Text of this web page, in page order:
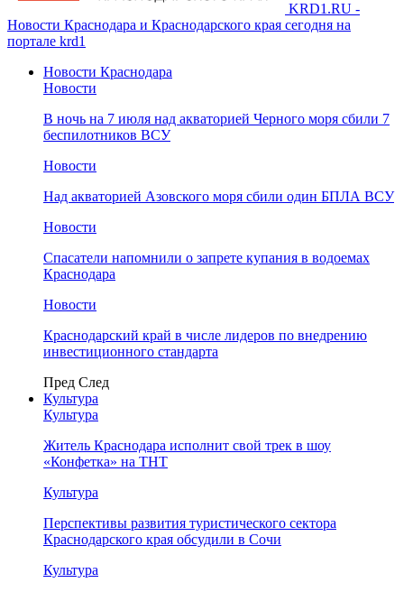
KRD1.RU -
Новости Краснодара и Краснодарского края сегодня на
портале krd1
Новости Краснодара
Новости
В ночь на 7 июля над акваторией Черного моря сбили 7
беспилотников ВСУ
Новости
Над акваторией Азовского моря сбили один БПЛА ВСУ
Новости
Спасатели напомнили о запрете купания в водоемах
Краснодара
Новости
Краснодарский край в числе лидеров по внедрению
инвестиционного стандарта
Пред След
Культура
Культура
Житель Краснодара исполнит свой трек в шоу
«Конфетка» на ТНТ
Культура
Перспективы развития туристического сектора
Краснодарского края обсудили в Сочи
Культура